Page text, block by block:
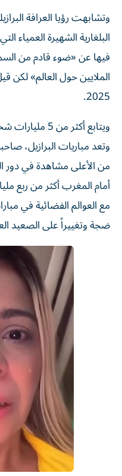
وتشابهت رؤيا العرافة
فيها عن «ضوء قادم من
الملايين حول العالم»
2025.
ويتابع أكثر
من الأعلى مشاهدة في دور
أمام المغرب أكثر من ربع
ضجة وتغييراً على الصعيد